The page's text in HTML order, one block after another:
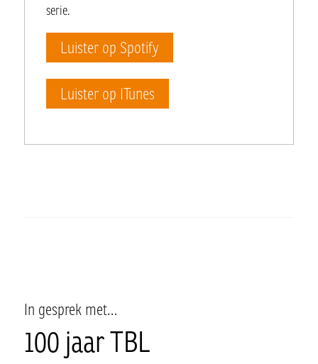
serie.
Luister op Spotify
Luister op ITunes
In gesprek met…
100 jaar TBL